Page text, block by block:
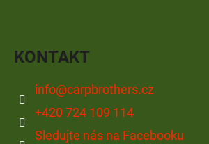
KONTAKT
info@carpbrothers.cz
+420 724 109 114
Sledujte nás na Facebooku